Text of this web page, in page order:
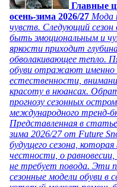
Главные
осень-зима 2026/27 Мода
чувств. Следующий
быть эмоциональным и
яркости приходит
обволакивающее тепло.
обуви отражают именно
естественности,
красоту в нюансах.
прогнозу сезонных
международного тренд-
Представленная в
зима 2026/27 от Future
будущего сезона,
честности, о
не требует повода. Эти
сезонные модели обуви в